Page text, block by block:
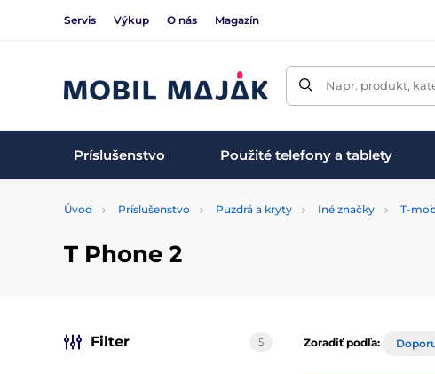
Servis Výkup O nás Magazín
Napr. produkt,
Príslušenstvo Použité telefony a tablety
Úvod Príslušenstvo Puzdrá a kryty Iné značky T-
T Phone 2
Filter 5 Zoradiť podľa: